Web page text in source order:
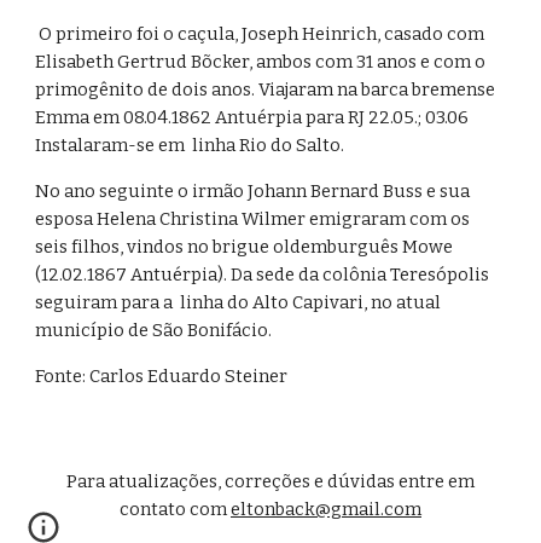
O primeiro foi o caçula, Joseph Heinrich, casado com
ElisabethGertrud Bõcker, ambos com 31 anos e com o
primogênito de dois anos. Viajaram na barca bremense
Emma em 08.04.1862 Antuérpia para RJ 22.05.; 03.06
Instalaram-se em  linha Rio do Salto.
No ano seguinte o irmão Johann Bernard Buss e sua
esposa HelenaChristina Wilmer emigraram com os
seis filhos, vindos no brigue oldemburguês Mowe
(12.02.1867 Antuérpia). Da sede da colônia Teresópolis
seguiram para a  linha do Alto Capivari, no atual
município de São Bonifácio.
Fonte: Carlos Eduardo Steiner
Para atualizações, correções e dúvidas entre em
contato comeltonback@gmail.com